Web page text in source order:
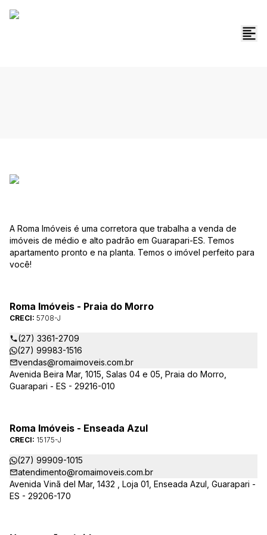
A Roma Imóveis é uma corretora que trabalha a venda de
imóveis de médio e alto padrão em Guarapari-ES. Temos
apartamento pronto e na planta. Temos o imóvel perfeito para
você!
Roma Imóveis - Praia do Morro
CRECI: 5708-J
(27) 3361-2709
(27) 99983-1516
vendas@romaimoveis.com.br
Avenida Beira Mar, 1015, Salas 04 e 05, Praia do Morro,
Guarapari - ES - 29216-010
Roma Imóveis - Enseada Azul
CRECI: 15175-J
(27) 99909-1015
atendimento@romaimoveis.com.br
Avenida Vinã del Mar, 1432 , Loja 01, Enseada Azul, Guarapari -
ES - 29206-170